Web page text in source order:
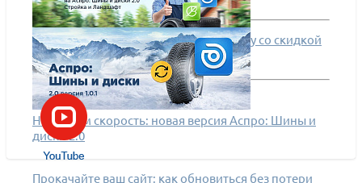
Горы, шины и дома: готовимся к сезону со скидкой
20%
Набираем скорость: новая версия Аспро: Шины и
диски 2.0
Прокачайте ваш сайт: как обновиться без потери